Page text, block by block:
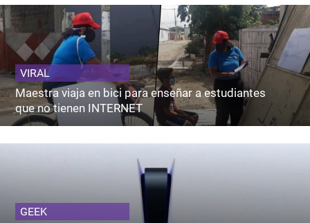
VIRAL
Maestra viaja en bici para enseñar a estudiantes
que no tienen INTERNET
GEEK